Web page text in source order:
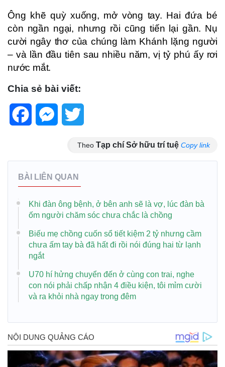
Ông khẽ quỳ xuống, mở vòng tay. Hai đứa bé
còn ngần ngại, nhưng rồi cũng tiến lại gần. Nụ
cười ngây thơ của chúng làm Khánh lặng người
– và lần đầu tiên sau nhiều năm, vị tỷ phú ấy rơi
nước mắt.
Chia sẻ bài viết:
FacebookMessenger
Theo Tạp chí Sở hữu trí tuệ Copy link
BÀI LIÊN QUAN
Khi đàn ông bệnh, ở bên anh sẽ là vợ, lúc đàn bà
ốm người chăm sóc chưa chắc là chồng
Biếu mẹ chồng cuốn sổ tiết kiệm 2 tỷ nhưng cầm
chưa ấm tay bà đã hất đi rồi nói đúng hai từ lạnh
ngắt
U70 hí hửng chuyển đến ở cùng con trai, nghe
con nói phải chấp nhận 4 điều kiện, tôi mỉm cười
và ra khỏi nhà ngay trong đêm